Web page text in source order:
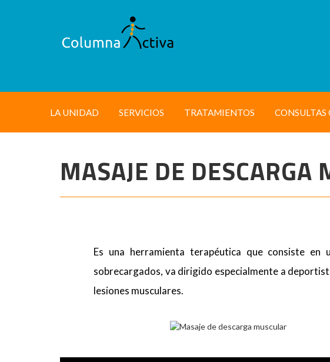
LA UNIDAD SERVICIOS TRATAMIENTOS CONSULTAS
MASAJE DE DESCARGA
Es una herramienta terapéutica que consiste
sobrecargados, va dirigido especialmente a
lesiones musculares.